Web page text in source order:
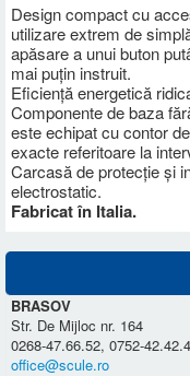
Design compact cu
utilizare extrem de
apăsare a unui buton
mai puțin instruit.
Eficiență energetică
Componente de baza
este echipat cu contor
exacte referitoare la
Carcasă de protecție și
electrostatic.
Fabricat în Italia.
BRASOV
Str. De Mijloc nr. 164
0268-47.66.52, 0752-
office@scule.ro